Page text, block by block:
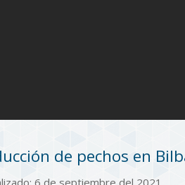
de pechos en